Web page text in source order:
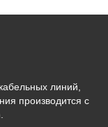
линий,
производится с